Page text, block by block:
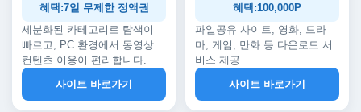
혜택:7일 무제한 정액권
세분화된 카테고리로 탐색이
빠르고, PC 환경에서 동영상
컨텐츠 이용이 편리합니다.
사이트 바로가기
혜택:100,000P
파일공유 사이트, 영화, 드라
마, 게임, 만화 등 다운로드 서
비스 제공
사이트 바로가기